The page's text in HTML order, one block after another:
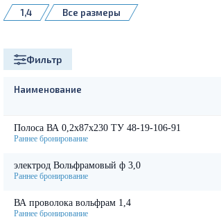
1,4 Все размеры
Фильтр
Наименование
Полоса ВА 0,2х87х230 ТУ 48-19-106-91
электрод Вольфрамовый ф 3,0
ВА проволока вольфрам 1,4